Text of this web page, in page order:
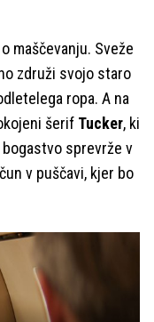
maščevanju. Sveže
združi svojo staro
ropa. A na
šerif Tucker, ki
sprevrže v
v puščavi, kjer bo